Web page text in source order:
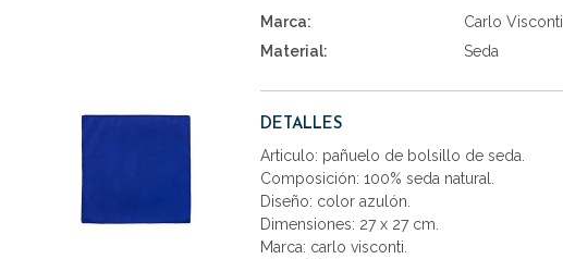
Marca:
Carlo Visconti
Material:
Seda
DETALLES
Articulo: pañuelo de bolsillo de seda.
Composición: 100% seda natural.
Diseño: color azulón.
Dimensiones: 27 x 27 cm.
Marca: carlo visconti.